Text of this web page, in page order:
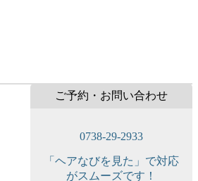
ご予約・お問い合わせ
0738-29-2933
「ヘアなびを見た」で対応
がスムーズです！